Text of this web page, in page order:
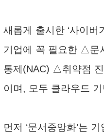
새롭게 출시한 ‘사이버
기업에 꼭 필요한 △문
통제(NAC) △취약점
이며, 모두 클라우드
먼저 ‘문서중앙화’는